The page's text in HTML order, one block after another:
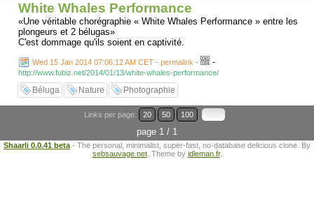
White Whales Performance
«Une véritable chorégraphie « White Whales Performance » entre les
plongeurs et 2 bélugas»
C'est dommage qu'ils soient en captivité.
Wed 15 Jan 2014 07:06:12 AM CET - permalink - -
http://www.fubiz.net/2014/01/13/white-whales-performance/
Béluga Nature Photographie
Links per page: 20 50 100
page 1 / 1
Shaarli 0.0.41 beta - The personal, minimalist, super-fast, no-database delicious clone. By
sebsauvage.net. Theme by idleman.fr.